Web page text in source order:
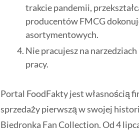
trakcie pandemii,
producentów FMCG
asortymentowych.
Nie pracujesz na
pracy.
Portal FoodFakty jest własnością
sprzedaży pierwszą w swojej
Biedronka Fan Collection. Od 4